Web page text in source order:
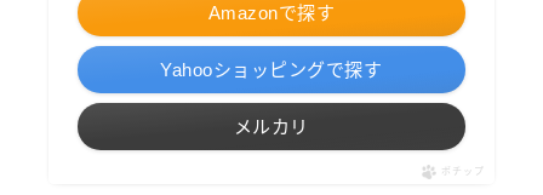
Amazonで探す
Yahooショッピングで探す
メルカリ
ポチップ